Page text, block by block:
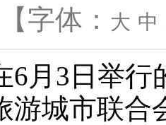
【字体： 大 中
3日举行
游城市联合